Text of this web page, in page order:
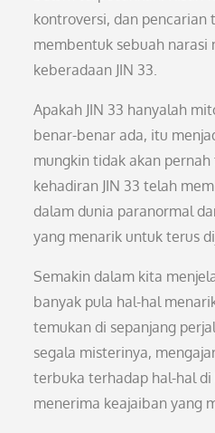
kontroversi, dan pencarian
membentuk sebuah narasi
keberadaan JIN 33.
Apakah JIN 33 hanyalah
benar-benar ada, itu
mungkin tidak akan
kehadiran JIN 33 telah
dalam dunia paranormal
yang menarik untuk terus
Semakin dalam kita
banyak pula hal-hal
temukan di sepanjang
segala misterinya,
terbuka terhadap hal-hal
menerima keajaiban yang